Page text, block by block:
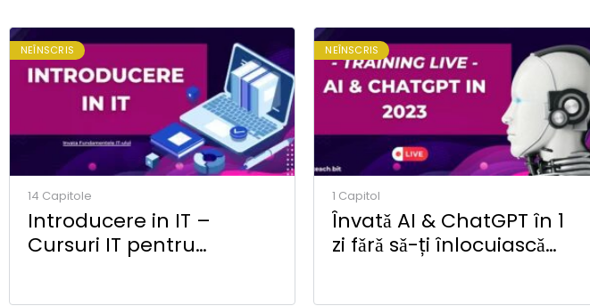
NEÎNSCRIS
14 Capitole
Introducere in IT –
Cursuri IT pentru
NEÎNSCRIS
1 Capitol
Învatǎ AI & ChatGPT în 1
zi fǎrǎ sǎ-ți înlocuiascǎ